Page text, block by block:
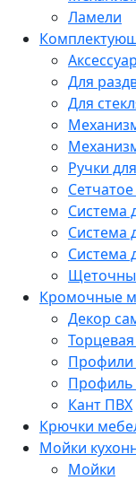
Ламели
Для
Для
Ручки
Система
Система
Система
Кромочные
Декор
Профили
Кант ПВХ
Крючки
Мойки
Мойки